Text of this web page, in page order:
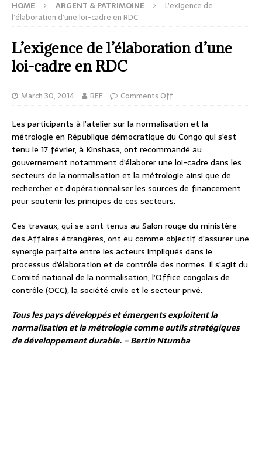
HOME ARGENT & PATRIMOINE
L’exigence de
l’élaboration d’une loi-cadre en RDC
L’exigence de l’élaboration d’une
loi-cadre en RDC
March 30, 2014 BEF Comments Off
Les participants à l’atelier sur la normalisation et la
métrologie en République démocratique du Congo qui s’est
tenu le 17 février, à Kinshasa, ont recommandé au
gouvernement notamment d’élaborer une loi-cadre dans les
secteurs de la normalisation et la métrologie ainsi que de
rechercher et d’opérationnaliser les sources de financement
pour soutenir les principes de ces secteurs.
Ces travaux, qui se sont tenus au Salon rouge du ministère
des Affaires étrangères, ont eu comme objectif d’assurer une
synergie parfaite entre les acteurs impliqués dans le
processus d’élaboration et de contrôle des normes. Il s’agit du
Comité national de la normalisation, l’Office congolais de
contrôle (OCC), la société civile et le secteur privé.
Tous les pays développés et émergents exploitent la
normalisation et la métrologie comme outils stratégiques
de développement durable. –Bertin Ntumba